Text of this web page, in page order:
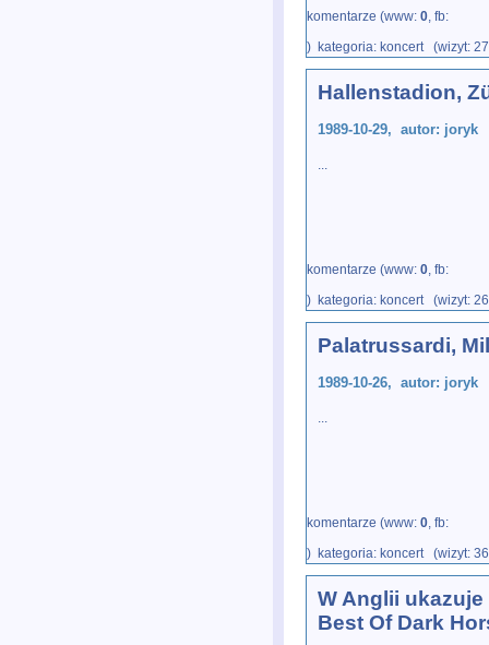
komentarze (www: 0, fb:
) kategoria: koncert (wizyt:
Hallenstadion,
1989-10-29, autor: joryk
...
komentarze (www: 0, fb:
) kategoria: koncert (wizyt:
Palatrussardi,
1989-10-26, autor: joryk
...
komentarze (www: 0, fb:
) kategoria: koncert (wizyt:
W Anglii ukazuje
Best Of Dark